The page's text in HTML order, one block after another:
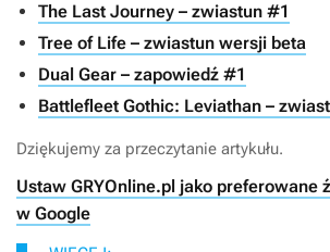
The Last Journey – zwiastun #1
Tree of Life – zwiastun wersji beta
Dual Gear – zapowiedź #1
Battlefleet Gothic: Leviathan –
Dziękujemy za przeczytanie artykułu.
Ustaw GRYOnline.pl jako preferowane
w Google